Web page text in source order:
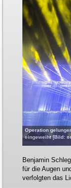
Operation
eingeweiht [Bild:
Benjamin
für die Augen
verfolgten das